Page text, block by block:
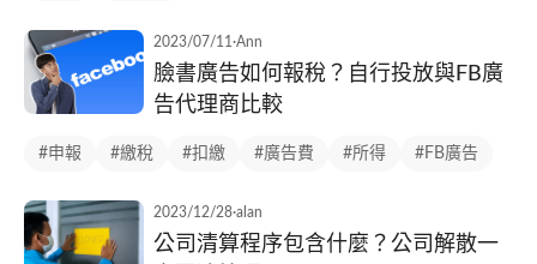
2023/07/11 ·Ann
臉書廣告如何報稅？自行投放與FB廣
告代理商比較
#申報 #繳稅 #扣繳 #廣告費 #所得 #FB廣告
2023/12/28·alan
公司清算程序包含什麼？公司解散一